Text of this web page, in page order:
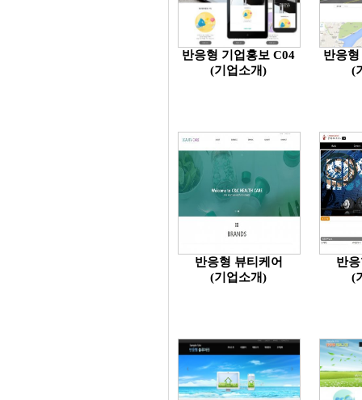
반응형 기업홍보 C04
(기업소개)
반응
(
반응형 뷰티케어
(기업소개)
반
(